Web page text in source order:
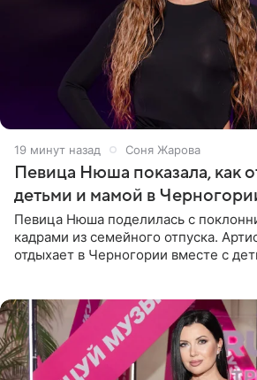
19 минут назад Соня Жарова
Певица Нюша показала, как
детьми и мамой в
Певица Нюша поделилась с
кадрами из семейного отпуска.
отдыхает в Черногории вместе с